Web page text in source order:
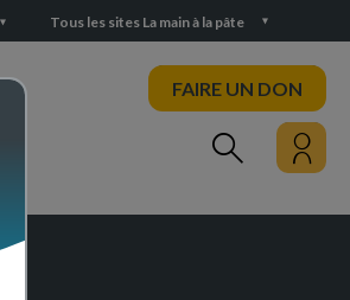
Tous les sites La main à la pâte
FAIRE UN DON